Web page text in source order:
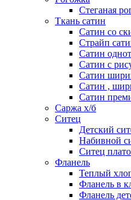
Стеганая
Ткань сатин
Сатин со
Страйп
Сатин
Сатин с
Сатин
Сатин ,
Сатин
Саржа х/б
Ситец
Детский
Набивной
Ситец
Фланель
Теплый
Фланель в
Фланель